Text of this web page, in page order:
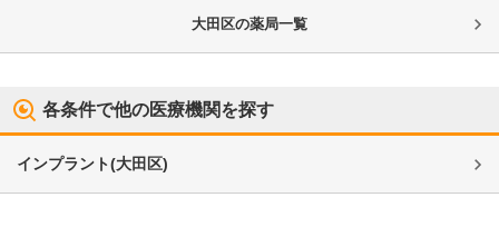
大田区の薬局一覧
各条件で他の医療機関を探す
インプラント(大田区)